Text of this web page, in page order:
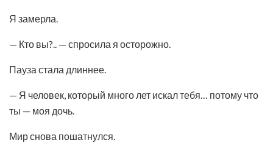
Я замерла.
— Кто вы?.. — спросила я осторожно.
Пауза стала длиннее.
— Я человек, который много лет искал тебя… потому что
ты — моя дочь.
Мир снова пошатнулся.